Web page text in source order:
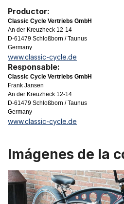
Productor:
Classic Cycle Vertriebs GmbH
An der Kreuzheck 12-14
D-61479 Schloßborn / Taunus
Germany
www.classic-cycle.de
Responsable:
Classic Cycle Vertriebs GmbH
Frank Jansen
An der Kreuzheck 12-14
D-61479 Schloßborn / Taunus
Germany
www.classic-cycle.de
Imágenes de la